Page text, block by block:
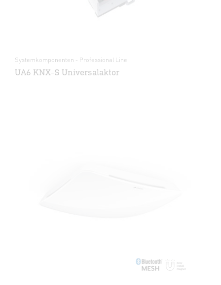
Systemkomponenten - Professional Line
UA6 KNX-S Universalaktor